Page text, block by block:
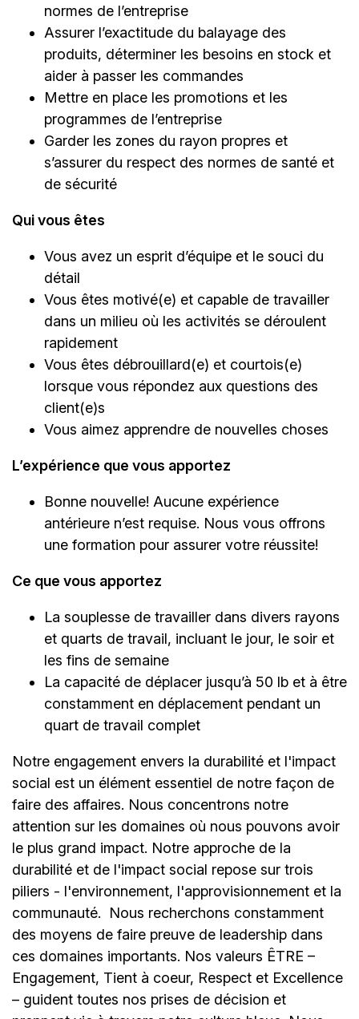
normes de l’entreprise
Assurer l’exactitude du balayage des
produits, déterminer les besoins en stock et
aider à passer les commandes
Mettre en place les promotions et les
programmes de l’entreprise
Garder les zones du rayon propres et
s’assurer du respect des normes de santé et
de sécurité
Qui vous êtes
Vous avez un esprit d’équipe et le souci du
détail
Vous êtes motivé(e) et capable de travailler
dans un milieu où les activités se déroulent
rapidement
Vous êtes débrouillard(e) et courtois(e)
lorsque vous répondez aux questions des
client(e)s
Vous aimez apprendre de nouvelles choses
L’expérience que vous apportez
Bonne nouvelle! Aucune expérience
antérieure n’est requise. Nous vous offrons
une formation pour assurer votre réussite!
Ce que vous apportez
La souplesse de travailler dans divers rayons
et quarts de travail, incluant le jour, le soir et
les fins de semaine
La capacité de déplacer jusqu’à 50 lb et à être
constamment en déplacement pendant un
quart de travail complet
Notre engagement envers la durabilité et l'impact
social est un élément essentiel de notre façon de
faire des affaires. Nous concentrons notre
attention sur les domaines où nous pouvons avoir
le plus grand impact. Notre approche de la
durabilité et de l'impact social repose sur trois
piliers - l'environnement, l'approvisionnement et la
communauté.
Nous recherchons constamment
des moyens de faire preuve de leadership dans
ces domaines importants. Nos valeurs ÊTRE –
Engagement, Tient à coeur, Respect et Excellence
– guident toutes nos prises de décision et